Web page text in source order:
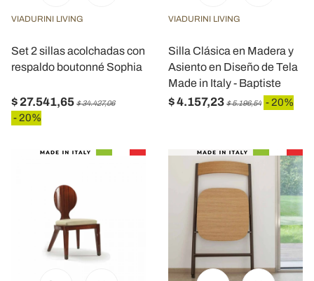
VIADURINI LIVING
Set 2 sillas acolchadas con
respaldo boutonné Sophia
$ 27.541,65 $ 34.427,06
- 20%
VIADURINI LIVING
Silla Clásica en Madera y
Asiento en Diseño de Tela
Made in Italy - Baptiste
$ 4.157,23 $ 5.196,54 - 20%